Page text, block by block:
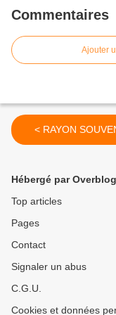
Commentaires
Ajouter
< RAYON
Hébergé par Overblog
Top articles
Pages
Contact
Signaler un abus
C.G.U.
Cookies et données